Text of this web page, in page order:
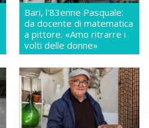
Bari, l'83enne Pasquale:
da docente di matematica
a pittore. «Amo ritrarre i
volti delle donne»